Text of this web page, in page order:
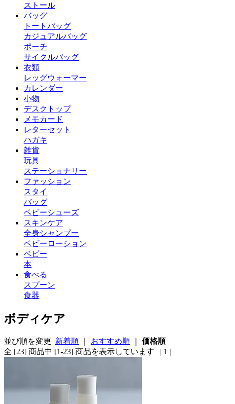
ストール
バッグ
トートバッグ
カジュアルバッグ
ポーチ
サイクルバッグ
衣類
レッグウォーマー
カレンダー
小物
デスクトップ
メモカード
レターセット
ハガキ
雑貨
玩具
ステーショナリー
ファッション
スタイ
バッグ
ベビーシューズ
スキンケア
全身シャンプー
ベビーローション
ベビー
本
食べる
スプーン
食器
ボディケア
並び順を変更 新着順 おすすめ順
価格順
全 [23] 商品中 [1-23] 商品を表示しています | 1 |